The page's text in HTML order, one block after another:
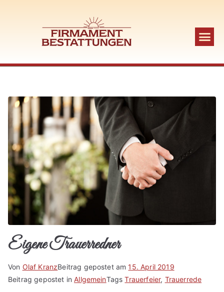
Eigene Trauerredner
Von Olaf KranzBeitrag gepostet am15. April 2019
Beitrag gepostet inAllgemeinTagsTrauerfeier, Trauerrede